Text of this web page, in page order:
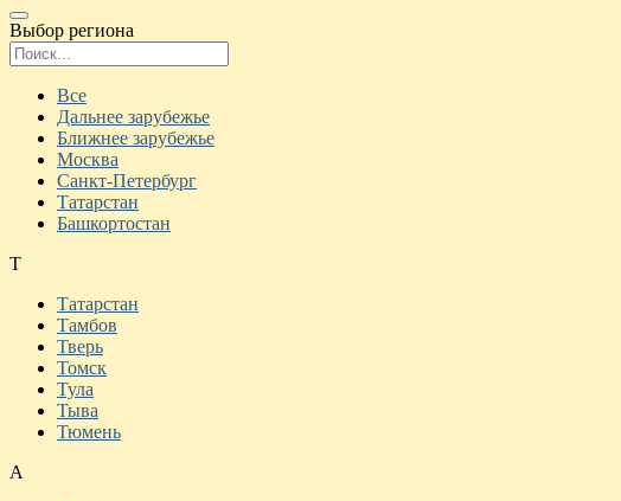
Выбор региона
Все
Дальнее зарубежье
Ближнее зарубежье
Москва
Санкт-Петербург
Татарстан
Башкортостан
Т
Татарстан
Тамбов
Тверь
Томск
Тула
Тыва
Тюмень
А